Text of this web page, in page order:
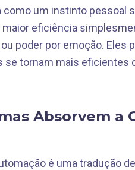
um instinto pessoal
eficiência
poder por emoção. Eles
se tornam mais eficientes
Absorvem a
é uma tradução